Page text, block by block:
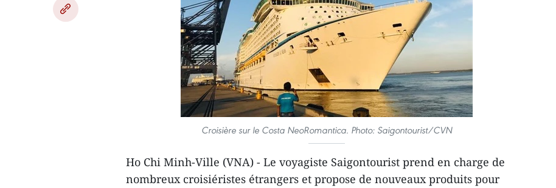
Croisière sur le Costa NeoRomantica. Photo: Saigontourist/CVN
Ho Chi Minh-Ville (VNA) - Le voyagiste Saigontourist prend en charge de
nombreux croisiéristes étrangers et propose de nouveaux produits pour